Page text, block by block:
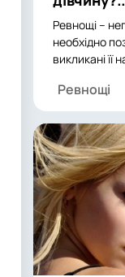
Ревнощі –
необхідно
викликані її
Ревнощі